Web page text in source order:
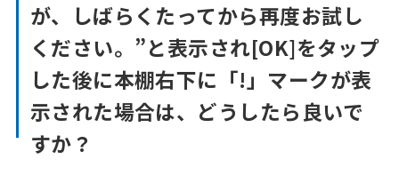
が、しばらくたってから再度お試し
ください。”と表示され[OK]をタップ
した後に本棚右下に「!」マークが表
示された場合は、どうしたら良いで
すか？